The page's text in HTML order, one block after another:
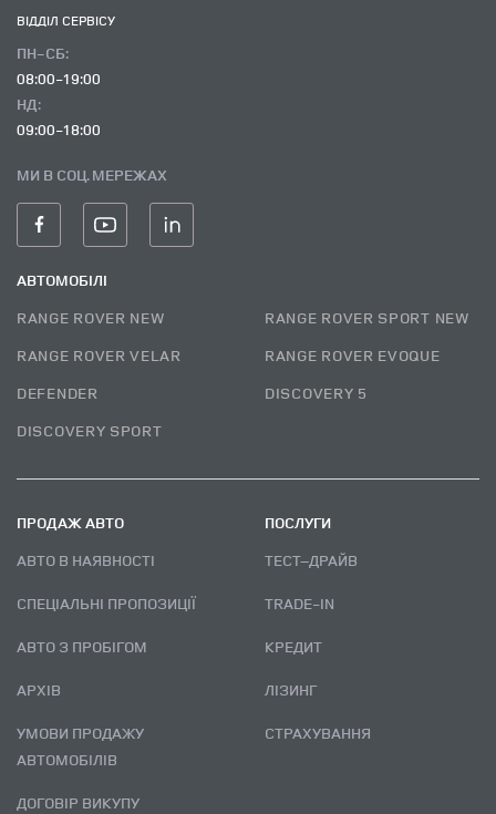
ВІДДІЛ CЕРВІСУ
ПН-СБ:
08:00-19:00
НД:
09:00-18:00
МИ В СОЦ. МЕРЕЖАХ
АВТОМОБІЛІ
RANGE ROVER NEW
RANGE ROVER SPORT NEW
RANGE ROVER VELAR
RANGE ROVER EVOQUE
DEFENDER
DISCOVERY 5
DISCOVERY SPORT
ПРОДАЖ АВТО
АВТО В НАЯВНОСТІ
СПЕЦІАЛЬНІ ПРОПОЗИЦІЇ
АВТО З ПРОБІГОМ
АРХІВ
УМОВИ ПРОДАЖУ
АВТОМОБІЛІВ
ДОГОВІР ВИКУПУ
ПОСЛУГИ
ТЕСТ–ДРАЙВ
TRADE-IN
КРЕДИТ
ЛІЗИНГ
СТРАХУВАННЯ